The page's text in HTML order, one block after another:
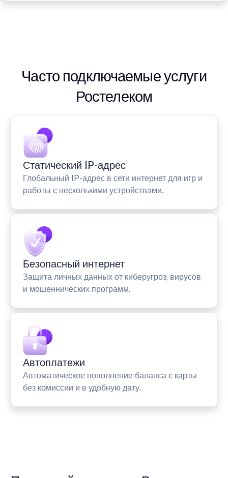
Часто подключаемые услуги
Ростелеком
Статический IP-адрес
Глобальный IP-адрес в сети интернет для игр и
работы с несколькими устройствами.
Безопасный интернет
Защита личных данных от киберугроз, вирусов
и мошеннических программ.
Автоплатежи
Автоматическое пополнение баланса с карты
без комиссии и в удобную дату.